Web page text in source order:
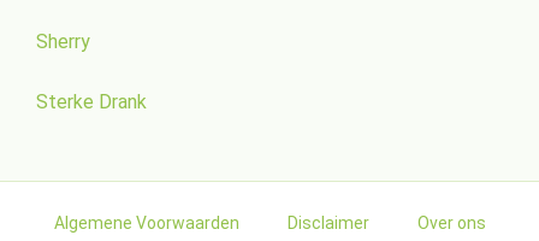
Sherry
Sterke Drank
Algemene Voorwaarden Disclaimer Over ons